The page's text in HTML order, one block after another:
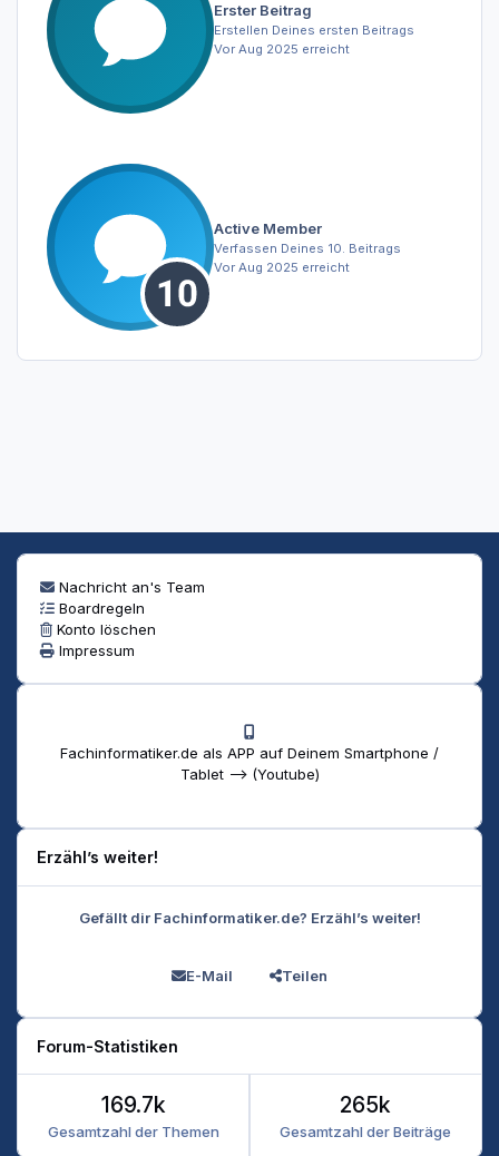
Erster Beitrag
Erstellen Deines ersten Beitrags
Vor Aug 2025 erreicht
Active Member
Verfassen Deines 10. Beitrags
Vor Aug 2025 erreicht
Nachricht an's Team
Boardregeln
Konto löschen
Impressum
Fachinformatiker.de als APP auf Deinem Smartphone /
Tablet --> (Youtube)
Erzähl’s weiter!
Gefällt dir Fachinformatiker.de? Erzähl’s weiter!
E-Mail Teilen
Forum-Statistiken
Gesamtzahl der Themen
169.7k
Gesamtzahl der Beiträge
265k